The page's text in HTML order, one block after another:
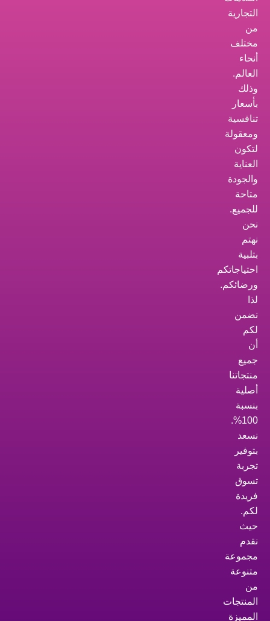
التجارية
من
مختلف
أنحاء
العالم.
وذلك
بأسعار
تنافسية
ومعقولة
لتكون
العناية
والجودة
متاحة
للجميع.
نحن
نهتم
بتلبية
احتياجاتكم
ورضائكم.
لذا
نضمن
لكم
أن
جميع
منتجاتنا
أصلية
بنسبة
100%.
نسعد
بتوفير
تجربة
تسوق
فريدة
لكم.
حيث
نقدم
مجموعة
متنوعة
من
المنتجات
المميزة